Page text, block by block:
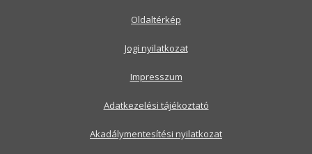
Oldaltérkép
Jogi nyilatkozat
Impresszum
Adatkezelési tájékoztató
Akadálymentesítési nyilatkozat